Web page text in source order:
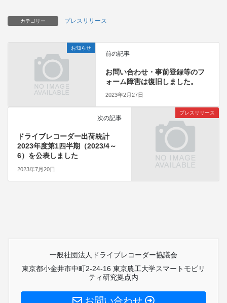
カテゴリー プレスリリース
お知らせ
前の記事
お問い合わせ・事前登録等のフ
ォーム障害は復旧しました。
2023年2月27日
プレスリリース
次の記事
ドライブレコーダー出荷統計
2023年度第1四半期（2023/4～
6）を公表しました
2023年7月20日
一般社団法人ドライブレコーダー協議会
東京都小金井市中町2-24-16 東京農工大学スマートモビリ
ティ研究拠点内
お問い合わせ